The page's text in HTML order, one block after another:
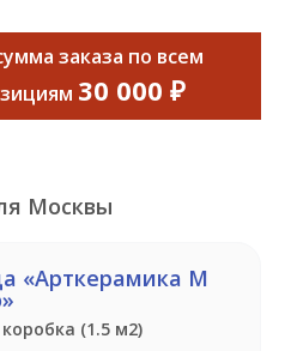
заказа по всем
30 000 ₽
Москвы
«Арткерамика М
(1.5 м2)